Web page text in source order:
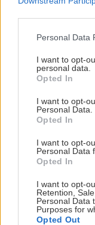
Please note that
not limited to your
grant or deny
use your data for
consent section.
Personal Data
I want to opt-
personal data.
Opted In
I want to opt-
Personal Data.
Opted In
I want to opt-
Personal Data
Opted In
I want to opt-
Retention,
Personal Data
Purposes for
Opted Out
μοτσαρέλας (ή
ελαφρά το τυρί,
πασπαλίζουμε με
ακόμη μπούκοβο